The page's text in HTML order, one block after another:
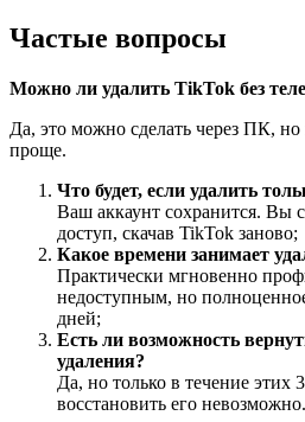
Частые вопросы
Можно ли удалить TikTok без
Да, это можно сделать через ПК, но
проще.
Что будет, если удалить
Ваш аккаунт сохранится. Вы
доступ, скачав TikTok заново;
Какое времени занимает
Практически мгновенно
недоступным, но
дней;
Есть ли возможность
удаления?
Да, но только в течение этих
восстановить его невозможно.